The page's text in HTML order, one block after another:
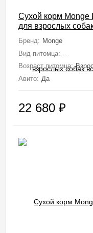
Сухой корм Monge
для взрослых
рисом и
Бренд: Monge
Вид питомца: Собаки
Возраст питомца:
Авито: Да
22 680 ₽